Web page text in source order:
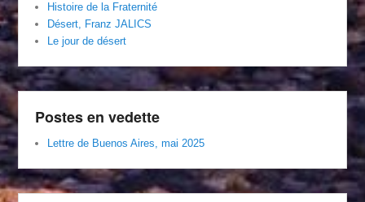
Histoire de la Fraternité
Désert, Franz JALICS
Le jour de désert
Postes en vedette
Lettre de Buenos Aires, mai 2025